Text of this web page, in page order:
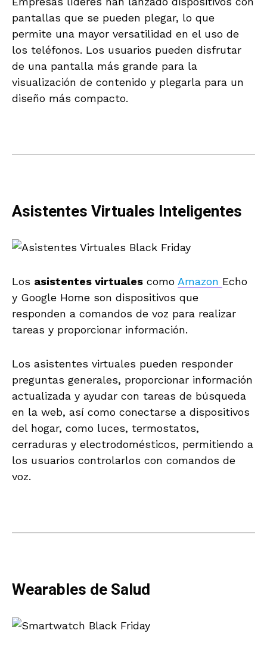
pantallas que se pueden plegar, lo que
permite una mayor versatilidad en el uso de
los teléfonos. Los usuarios pueden disfrutar
de una pantalla más grande para la
visualización de contenido y plegarla para un
diseño más compacto.
Asistentes Virtuales Inteligentes
Los asistentes virtuales como Amazon Echo
y Google Home son dispositivos que
responden a comandos de voz para realizar
tareas y proporcionar información.
Los asistentes virtuales pueden responder
preguntas generales, proporcionar información
actualizada y ayudar con tareas de búsqueda
en la web, así como conectarse a dispositivos
del hogar, como luces, termostatos,
cerraduras y electrodomésticos, permitiendo a
los usuarios controlarlos con comandos de
voz.
Wearables de Salud